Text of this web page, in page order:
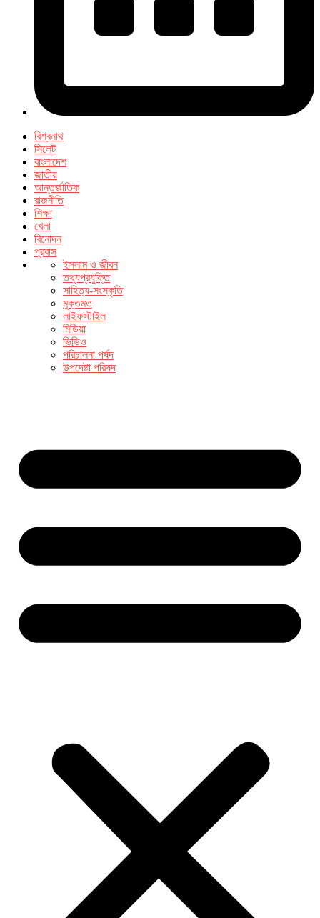
বিশ্বনাথ
সিলেট
বাংলাদেশ
জাতীয়
আন্তর্জাতিক
রাজনীতি
শিক্ষা
খেলা
বিনোদন
প্রবাস
ইসলাম ও জীবন
তথ্যপ্রযুক্তি
সাহিত্য-সংস্কৃতি
মুক্তমত
লাইফস্টাইল
মিডিয়া
ভিডিও
পরিচালনা পর্ষদ
উপদেষ্টা পরিষদ